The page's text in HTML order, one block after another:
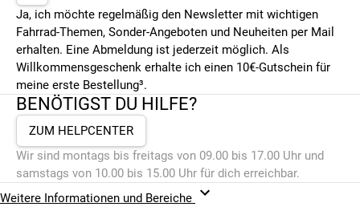
Ja, ich möchte regelmäßig den Newsletter mit wichtigen
Fahrrad-Themen, Sonder-Angeboten und Neuheiten per Mail
erhalten. Eine Abmeldung ist jederzeit möglich. Als
Willkommensgeschenk erhalte ich einen 10€-Gutschein für
meine erste Bestellung³.
BENÖTIGST DU HILFE?
ZUM HELPCENTER
Wir sind montags bis freitags von 09.00 bis 17.00 Uhr und
samstags von 10.00 bis 15.00 Uhr für dich erreichbar.
Weitere Informationen und Bereiche